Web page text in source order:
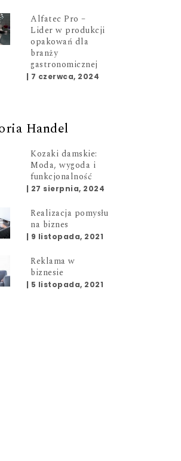
Alfatec Pro –
Lider w produkcji
opakowań dla
branży
gastronomicznej
| 7 czerwca, 2024
Handel
Kozaki damskie:
Moda, wygoda i
funkcjonalność
| 27 sierpnia, 2024
Realizacja pomysłu
na biznes
| 9 listopada, 2021
Reklama w
biznesie
| 5 listopada, 2021